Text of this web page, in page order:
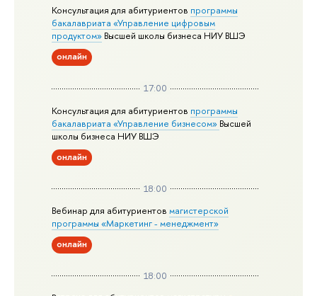
Консультация для абитуриентов программы
бакалавриата «Управление цифровым
продуктом» Высшей школы бизнеса НИУ ВШЭ
онлайн
17:00
Консультация для абитуриентов программы
бакалавриата «Управление бизнесом» Высшей
школы бизнеса НИУ ВШЭ
онлайн
18:00
Вебинар для абитуриентовмагистерской
программы «Маркетинг - менеджмент»
онлайн
18:00